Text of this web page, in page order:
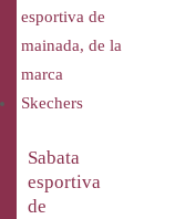
Sabata
esportiva
de